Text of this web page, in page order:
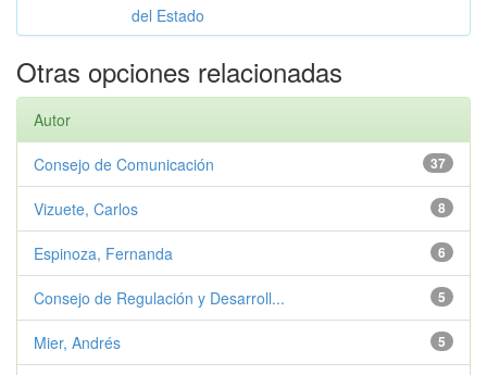
del Estado
Otras opciones relacionadas
Autor
37
Consejo de Comunicación
8
Vizuete, Carlos
6
Espinoza, Fernanda
5
Consejo de Regulación y Desarroll...
5
Mier, Andrés